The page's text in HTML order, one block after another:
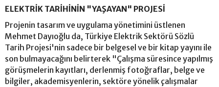
ELEKTRİK TARİHİNİN "YAŞAYAN" PROJESİ
Projenin tasarım ve uygulama yönetimini üstlenen
Mehmet Dayıoğlu da, Türkiye Elektrik Sektörü Sözlü
Tarih Projesi'nin sadece bir belgesel ve bir kitap yayını ile
son bulmayacağını belirterek "Çalışma süresince yapılmış
görüşmelerin kayıtları, derlenmiş fotoğraflar, belge ve
bilgiler, akademisyenlerin, sektöre yönelik çalışmalar